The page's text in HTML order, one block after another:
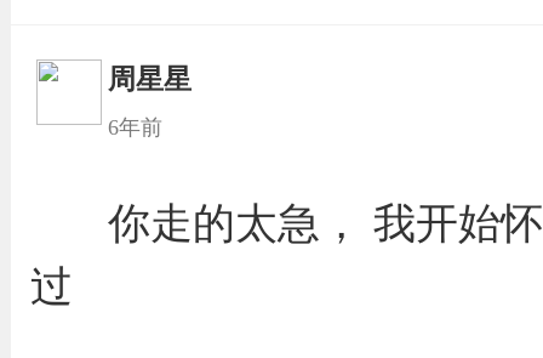
周星星
6年前
你走的太急， 我开始
过